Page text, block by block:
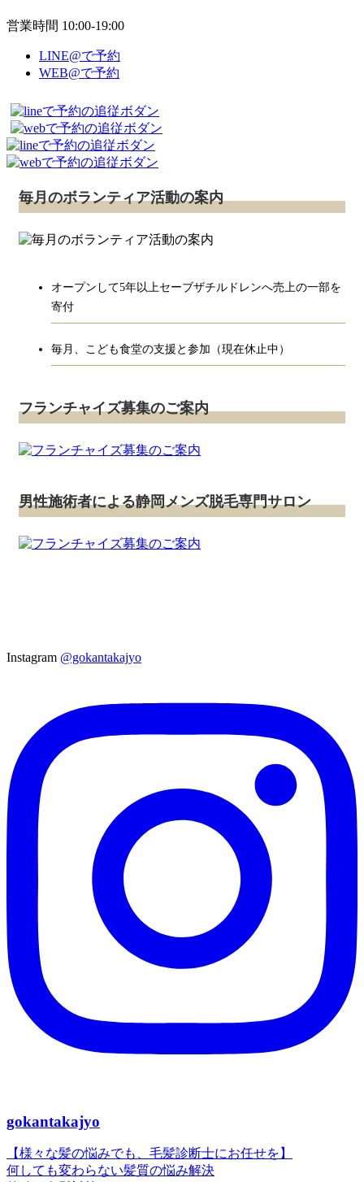
営業時間 10:00-19:00
LINE@で予約
WEB@で予約
毎月のボランティア活動の案内
オープンして5年以上セーブザチルドレンへ売上の一部を
寄付
毎月、こども食堂の支援と参加（現在休止中）
フランチャイズ募集のご案内
男性施術者による静岡メンズ脱毛専門サロン
Instagram @gokantakajyo
gokantakajyo
【様々な髪の悩みでも、毛髪診断士にお任せを】
何しても変わらない髪質の悩み解決